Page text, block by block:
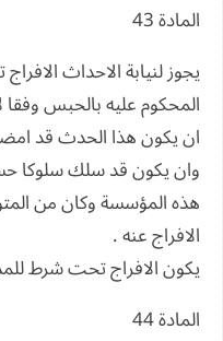
المادة 43
يجوز لنيابة الاحداث
المحكوم عليه بالحبس
ان يكون هذا الحدث قد
وان يكون قد سلك سلوكا
هذه المؤسسة وكان من
الافراج عنه .
يكون الافراج تحت شرط
المادة 44